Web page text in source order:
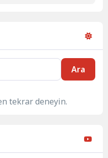
Ara
tekrar deneyin.